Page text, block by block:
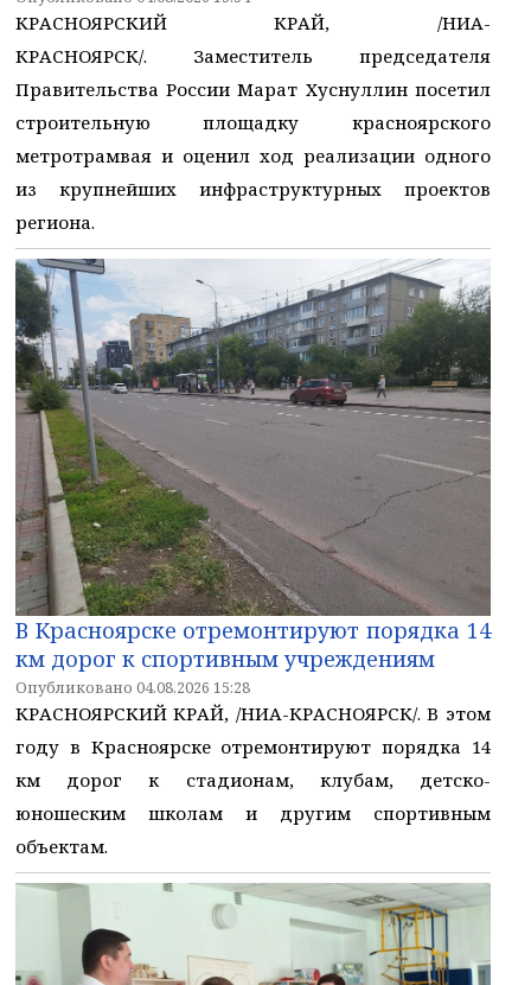
КРАСНОЯРСКИЙ КРАЙ, /НИА-
КРАСНОЯРСК/. Заместитель председателя
Правительства России Марат Хуснуллин посетил
строительную площадку красноярского
метротрамвая и оценил ход реализации одного
из крупнейших инфраструктурных проектов
региона.
В Красноярске отремонтируют порядка 14
км дорог к спортивным учреждениям
Опубликовано 04.08.2026 15:28
КРАСНОЯРСКИЙ КРАЙ, /НИА-КРАСНОЯРСК/. В этом
году в Красноярске отремонтируют порядка 14
км дорог к стадионам, клубам, детско-
юношеским школам и другим спортивным
объектам.